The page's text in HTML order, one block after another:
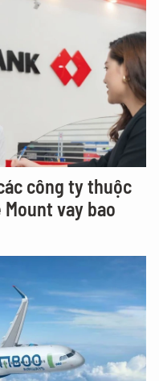
công ty thuộc
vay bao